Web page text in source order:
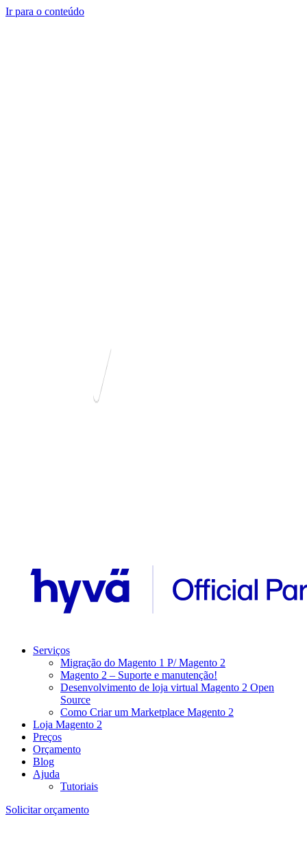
Ir para o conteúdo
Serviços
Migração do Magento 1 P/ Magento 2
Magento 2 – Suporte e manutenção!
Desenvolvimento de loja virtual Magento 2 Open
Source
Como Criar um Marketplace Magento 2
Loja Magento 2
Preços
Orçamento
Blog
Ajuda
Tutoriais
Solicitar orçamento